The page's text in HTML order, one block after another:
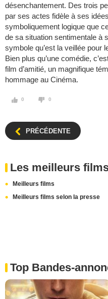
désenchantement. Des trois
par ses actes fidèle à ses
symboliquement logique que
de sa situation sentimentale à
symbole qu’est la veillée pour
Bien plus qu’une comédie,
film d’amitié, un magnifique
hommage au Cinéma.
0 0
PRÉCÉDENTE
Les meilleurs
Meilleurs films
Meilleurs films selon la presse
Top Bandes-